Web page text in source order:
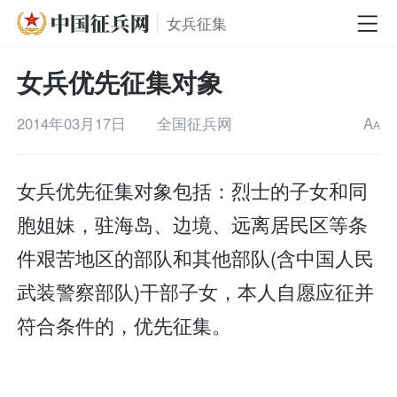
女兵征集
女兵优先征集对象
2014年03月17日 全国征兵网 AA
女兵优先征集对象包括：烈士的子女和同
胞姐妹，驻海岛、边境、远离居民区等条
件艰苦地区的部队和其他部队(含中国人民
武装警察部队)干部子女，本人自愿应征并
符合条件的，优先征集。